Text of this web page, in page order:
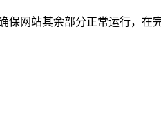
网站其余部分正常运行，